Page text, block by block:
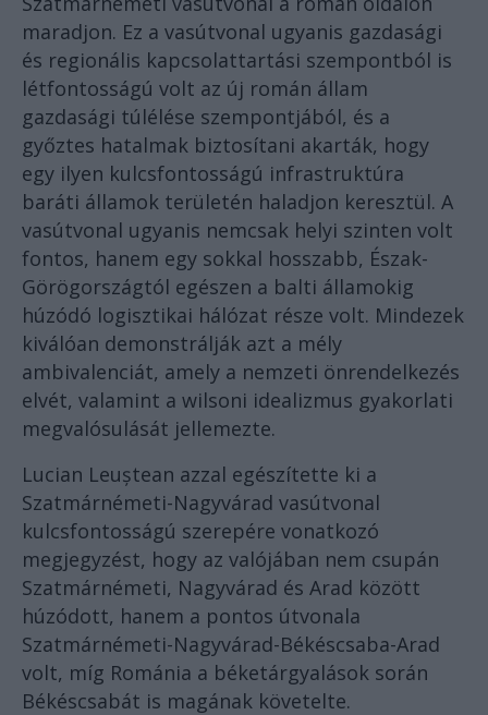
maradjon. Ez a vasútvonal ugyanis gazdasági
és regionális kapcsolattartási szempontból is
létfontosságú volt az új román állam
gazdasági túlélése szempontjából, és a
győztes hatalmak biztosítani akarták, hogy
egy ilyen kulcsfontosságú infrastruktúra
baráti államok területén haladjon keresztül. A
vasútvonal ugyanis nemcsak helyi szinten volt
fontos, hanem egy sokkal hosszabb, Észak-
Görögországtól egészen a balti államokig
húzódó logisztikai hálózat része volt. Mindezek
kiválóan demonstrálják azt a mély
ambivalenciát, amely a nemzeti önrendelkezés
elvét, valamint a wilsoni idealizmus gyakorlati
megvalósulását jellemezte.
Lucian Leuștean azzal egészítette ki a
Szatmárnémeti-Nagyvárad vasútvonal
kulcsfontosságú szerepére vonatkozó
megjegyzést, hogy az valójában nem csupán
Szatmárnémeti, Nagyvárad és Arad között
húzódott, hanem a pontos útvonala
Szatmárnémeti-Nagyvárad-Békéscsaba-Arad
volt, míg Románia a béketárgyalások során
Békéscsabát is magának követelte.